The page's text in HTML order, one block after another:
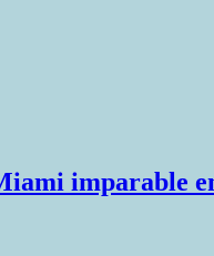
imparable